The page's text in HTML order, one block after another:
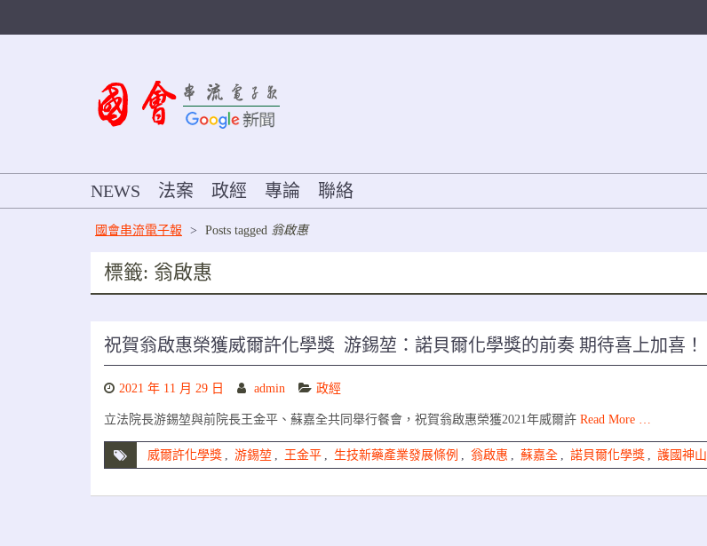
NEWS 法案 政經 專論 聯絡
國會串流電子報 > Posts tagged 翁啟惠
標籤: 翁啟惠
祝賀翁啟惠榮獲威爾許化學獎 游錫堃：諾貝爾化學獎的前奏 期待喜上加喜！
2021 年 11 月 29 日 admin 政經
立法院長游錫堃與前院長王金平、蘇嘉全共同舉行餐會，祝賀翁啟惠榮獲2021年威爾許 Read More …
威爾許化學獎 , 游錫堃 , 王金平 , 生技新藥產業發展條例 , 翁啟惠 , 蘇嘉全 , 諾貝爾化學獎 , 護國神山